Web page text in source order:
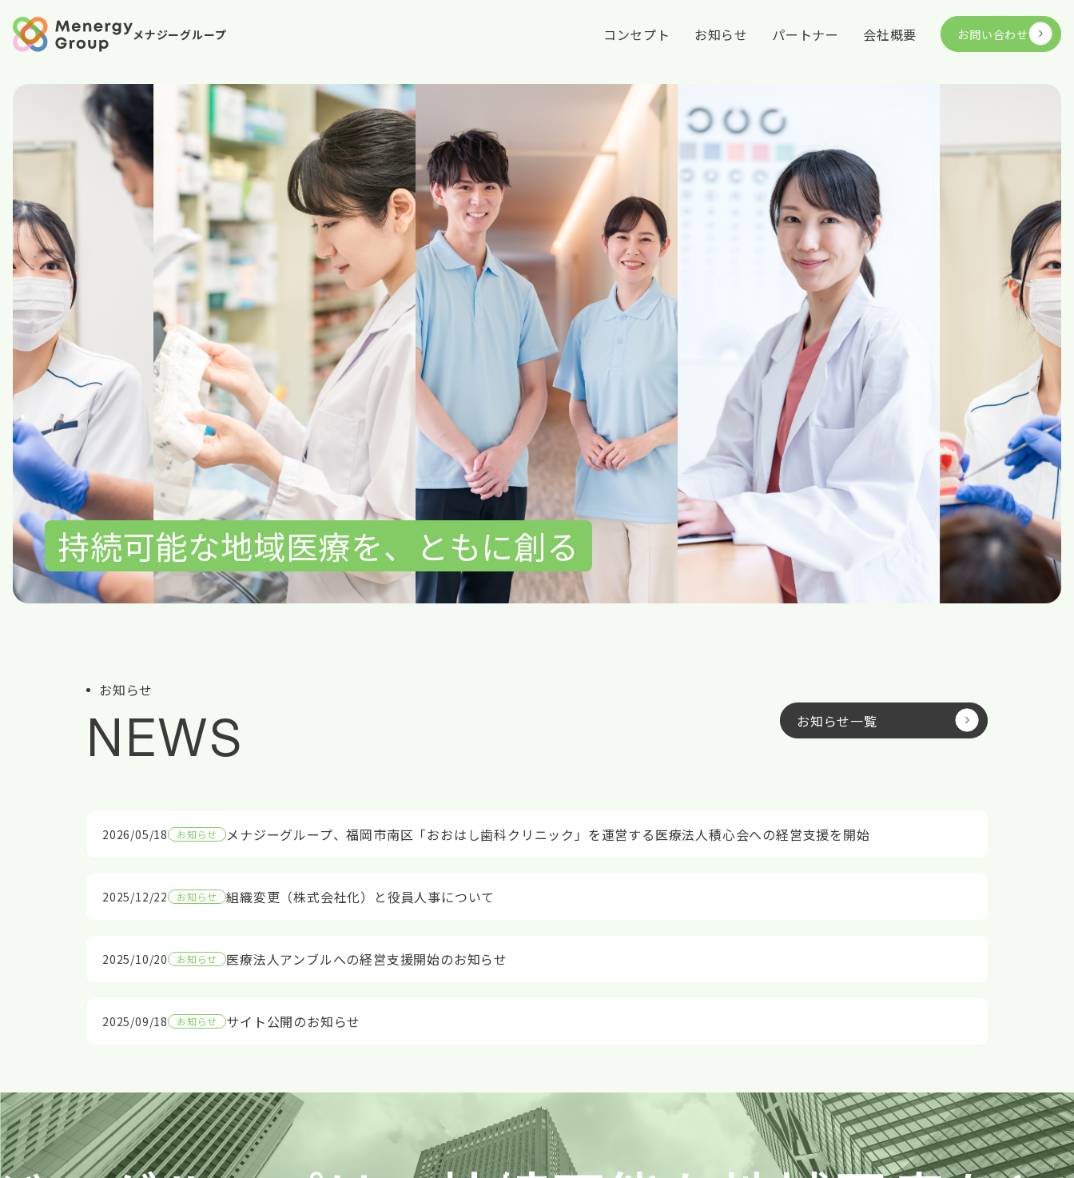
メナジーグループ コンセプト お知らせ パートナー 会社概要 お問い合わせ
持続可能な地域医療を、 ともに創る
お知らせ
NEWS
2026/05/18 お知らせ メナジーグループ、福岡市南区「おおはし歯科クリニック」を運営する医療法人積心会への経営支援を開始
2025/12/22 お知らせ 組織変更（株式会社化）と役員人事について
2025/10/20 お知らせ 医療法人アンブルへの経営支援開始のお知らせ
2025/09/18 お知らせ サイト公開のお知らせ
お知らせ一覧